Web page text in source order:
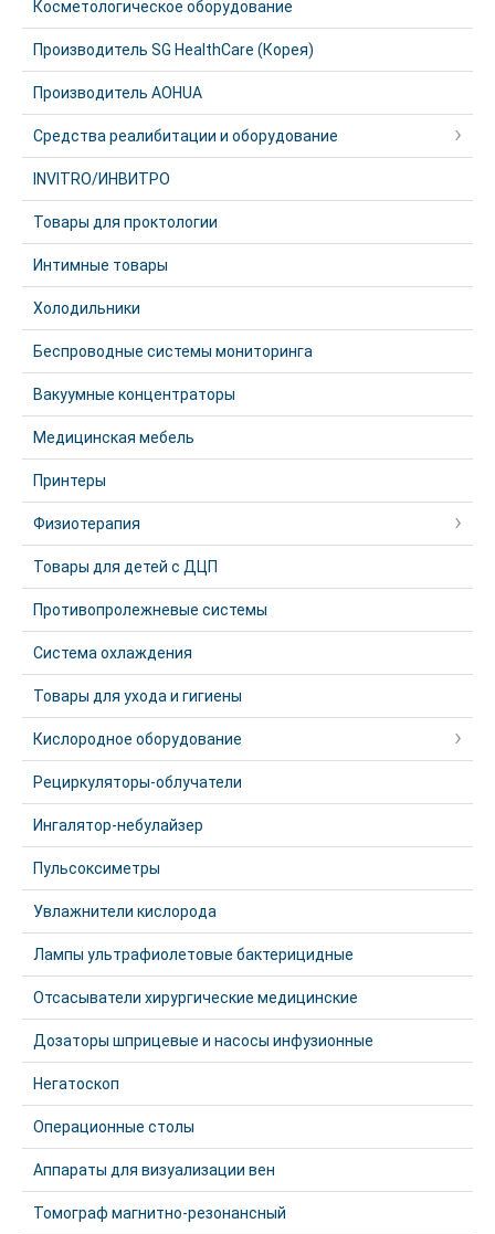
Косметологическое оборудование
Производитель SG HealthCare (Корея)
Производитель AOHUA
Средства реалибитации и оборудование
INVITRO/ИНВИТРО
Товары для проктологии
Интимные товары
Холодильники
Беспроводные системы мониторинга
Вакуумные концентраторы
Медицинская мебель
Принтеры
Физиотерапия
Товары для детей с ДЦП
Противопролежневые системы
Система охлаждения
Товары для ухода и гигиены
Кислородное оборудование
Рециркуляторы-облучатели
Ингалятор-небулайзер
Пульсоксиметры
Увлажнители кислорода
Лампы ультрафиолетовые бактерицидные
Отсасыватели хирургические медицинские
Дозаторы шприцевые и насосы инфузионные
Негатоскоп
Операционные столы
Аппараты для визуализации вен
Томограф магнитно-резонансный